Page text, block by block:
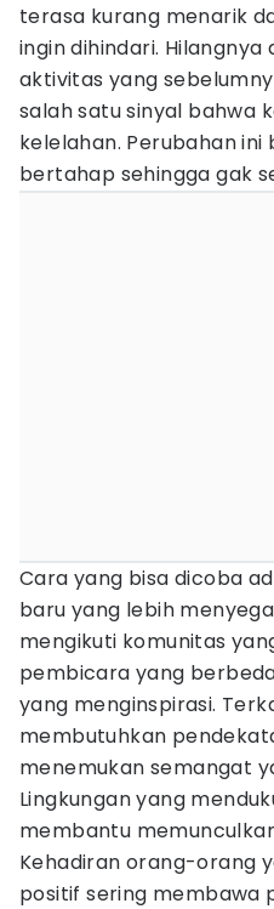
terasa kurang menarik
ingin dihindari.
aktivitas yang
salah satu sinyal bahwa
kelelahan. Perubahan
bertahap sehingga gak
Cara yang bisa dicoba
baru yang lebih
mengikuti komunitas
pembicara yang
yang menginspirasi.
membutuhkan
menemukan semangat
Lingkungan yang
membantu
Kehadiran orang-orang
positif sering membawa